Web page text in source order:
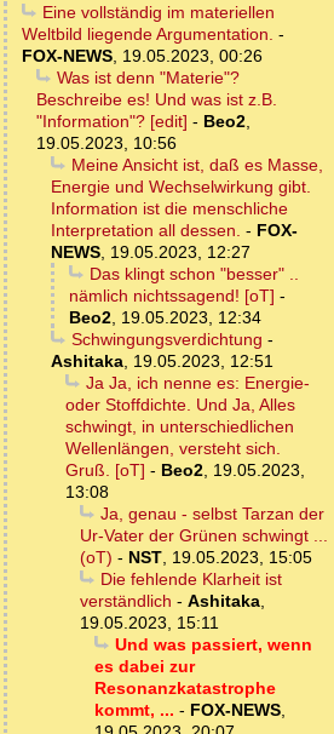
Eine vollständig im materiellen
Weltbild liegende Argumentation. -
FOX-NEWS 19.05.2023, 00:26
Was ist denn "Materie"?
Beschreibe es! Und was ist z.B.
"Information"? [edit] - Beo2
19.05.2023, 10:56
Meine Ansicht ist, daß es Masse,
Energie und Wechselwirkung gibt.
Information ist die menschliche
Interpretation all dessen. - FOX-
NEWS 19.05.2023, 12:27
Das klingt schon "besser" ..
nämlich nichtssagend! [oT] -
Beo2 19.05.2023, 12:34
Schwingungsverdichtung -
Ashitaka 19.05.2023, 12:51
Ja Ja, ich nenne es: Energie-
oder Stoffdichte. Und Ja, Alles
schwingt, in unterschiedlichen
Wellenlängen, versteht sich.
Gruß. [oT] - Beo2 19.05.2023,
13:08
Ja, genau - selbst Tarzan der
Ur-Vater der Grünen schwingt ...
(oT) - NST 19.05.2023, 15:05
Die fehlende Klarheit ist
verständlich - Ashitaka
19.05.2023, 15:11
Und was passiert, wenn
es dabei zur
Resonanzkatastrophe
kommt, ... - FOX-NEWS